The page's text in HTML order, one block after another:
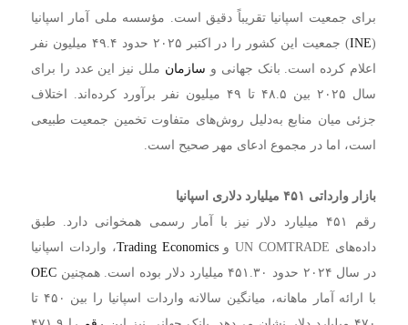
برای جمعیت اسپانیا تقریباً دقیق است. مؤسسه ملی آمار اسپانیا
(
INE
) جمعیت این کشور را در اکتبر ۲۰۲۵ حدود ۴۹.۴ میلیون نفر
اعلام کرده است. بانک جهانی و سازمان ملل نیز این عدد را برای
سال ۲۰۲۵ بین ۴۸.۵ تا ۴۹ میلیون نفر برآورد کرده‌اند. اختلاف
جزئی میان منابع به‌دلیل روش‌های متفاوت تخمین جمعیت طبیعی
است، اما در مجموع ادعای مهر صحیح است.
بازار وارداتی ۴۵۱میلیارد دلاری اسپانیا
رقم ۴۵۱ میلیارد دلار نیز با آمار رسمی همخوانی دارد. طبق
داده‌های UN COMTRADE و
Trading Economics، واردات اسپانیا
در سال ۲۰۲۴ حدود ۴۵۱.۳۰ میلیارد دلار بوده است. همچنین
OEC
با ارائه آمار ماهانه، میانگین سالانه واردات اسپانیا را بین ۴۵۰ تا